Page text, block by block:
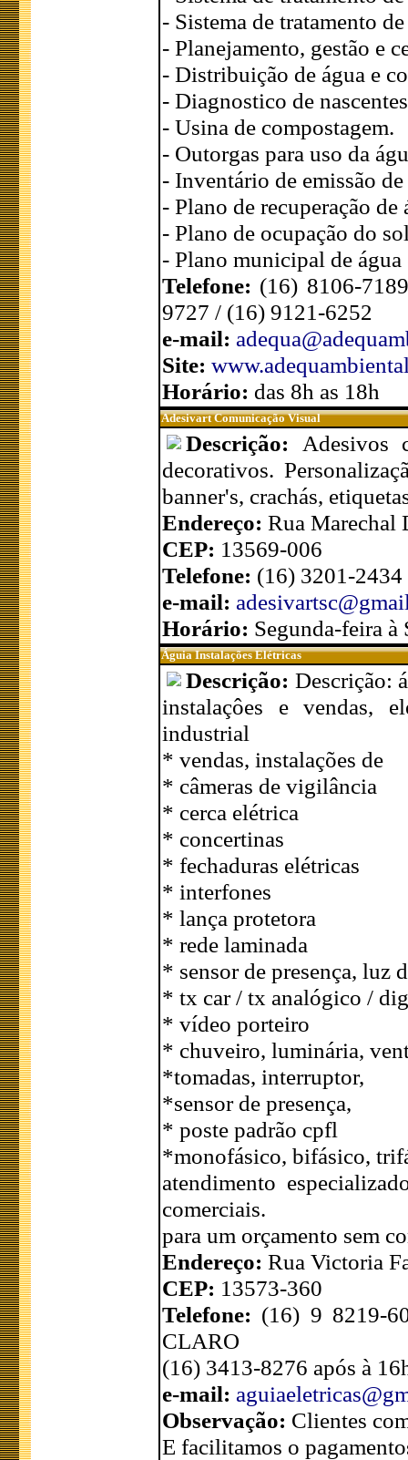
- Sistema de tratamento
- Planejamento, gestão e
- Distribuição de água e
- Diagnostico de
- Usina de compostagem.
- Outorgas para uso da
- Inventário de emissão
- Plano de recuperação de
- Plano de ocupação do
- Plano municipal de água
Telefone: (16) 8106-
9727 / (16) 9121-6252
e-mail:
Site:
Horário: das 8h as 18h
Adesivart Comunicação Visual
Descrição: Adesivos
decorativos.
banner's, crachás,
Endereço: Rua Marechal
CEP: 13569-006
Telefone: (16) 3201-
e-mail:
Horário: Segunda-feira à
Águia Instalações Elétricas
Descrição: Descrição:
instalaçôes e vendas,
industrial
* vendas, instalações de
* câmeras de vigilância
* cerca elétrica
* concertinas
* fechaduras elétricas
* interfones
* lança protetora
* rede laminada
* sensor de presença, luz
* tx car / tx analógico /
* vídeo porteiro
* chuveiro, luminária,
*tomadas, interruptor,
*sensor de presença,
* poste padrão cpfl
*monofásico, bifásico,
atendimento
comerciais.
para um orçamento sem
Endereço: Rua Victoria
CEP: 13573-360
Telefone: (16) 9 8219-
CLARO
(16) 3413-8276 após à
e-mail:
Observação: Clientes
E facilitamos o